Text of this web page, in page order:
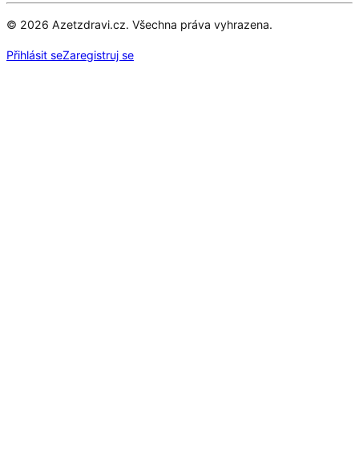
© 2026 Azetzdravi.cz. Všechna práva vyhrazena.
Přihlásit seZaregistruj se